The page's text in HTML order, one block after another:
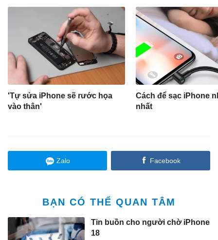
'Tự sửa iPhone sẽ rước họa
vào thân'
Cách để sạc iPhone
nhất
Zalo Facebook
BẠN CÓ THỂ QUAN TÂM
Tin buồn cho người chờ iPhone
18